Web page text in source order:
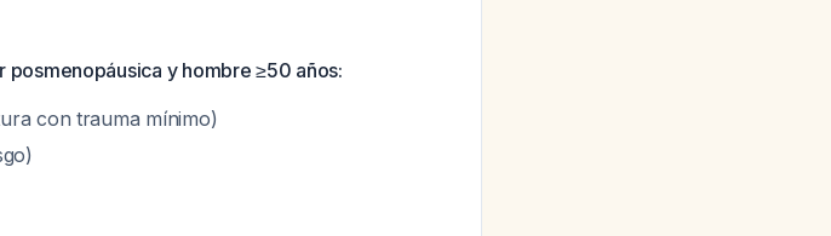
y hombre ≥50 años:
con trauma mínimo)